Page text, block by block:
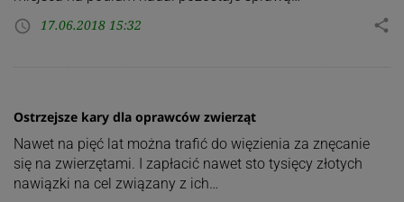
access_time 17.06.2018 15:32 share
Ostrzejsze kary dla oprawców zwierząt
Nawet na pięć lat można trafić do więzienia za znęcanie
się na zwierzętami. I zapłacić nawet sto tysięcy złotych
nawiązki na cel związany z ich…